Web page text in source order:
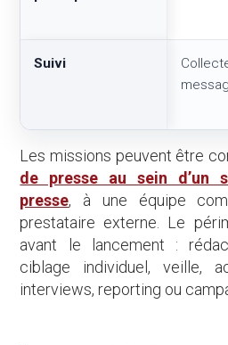
Suivi
Les missions peuvent être
de presse au sein d’un
presse, à une équipe
prestataire externe. Le
avant le lancement :
ciblage individuel, veille,
interviews, reporting ou